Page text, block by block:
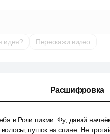
идея? Перескажи видео
Расшифровка
в Роли пикми. Фу, давай
пушок на спине. Не